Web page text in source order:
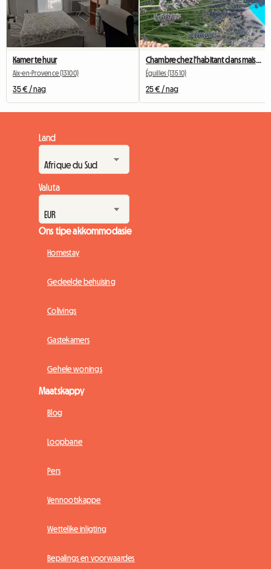
Kamer te huur
Aix-en-Provence (13100)
35 € / nag
Chambre chez l’habitant dans maison contemporaine
Éguilles (13510)
25 € / nag
Land
Valuta
Ons tipe akkommodasie
Homestay
Gedeelde behuising
Colivings
Gastekamers
Gehele wonings
Maatskappy
Blog
Loopbane
Pers
Vennootskappe
Wettelike inligting
Bepalings en voorwaardes